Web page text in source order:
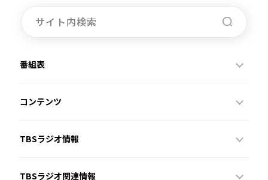
番組表
コンテンツ
TBSラジオ情報
TBSラジオ関連情報